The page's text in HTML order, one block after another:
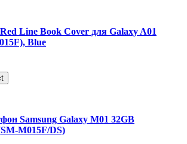
Line Book Cover для Galaxy A01
Blue
Samsung Galaxy M01 32GB
M015F/DS)